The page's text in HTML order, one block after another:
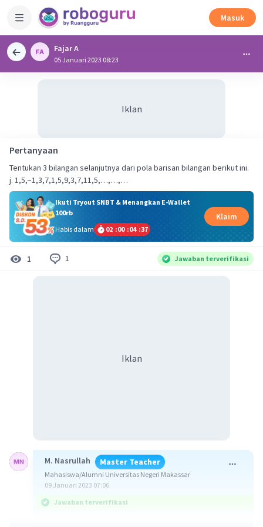
Masuk
Fajar A
05 Januari 2023 08:23
Iklan
Pertanyaan
Tentukan 3 bilangan selanjutnya dari pola barisan bilangan berikut ini.
j. 1,5,−1,3,7,1,5,9,3,7,11,5,…,…,…
Ikuti Tryout SNBT & Menangkan E-Wallet
100rb
Habis dalam
02 :00 :04 :37
Klaim
1 1 Jawaban terverifikasi
Iklan
M. Nasrullah Master Teacher
Mahasiswa/Alumni Universitas Negeri Makassar
09 Januari 2023 07:06
Jawaban terverifikasi